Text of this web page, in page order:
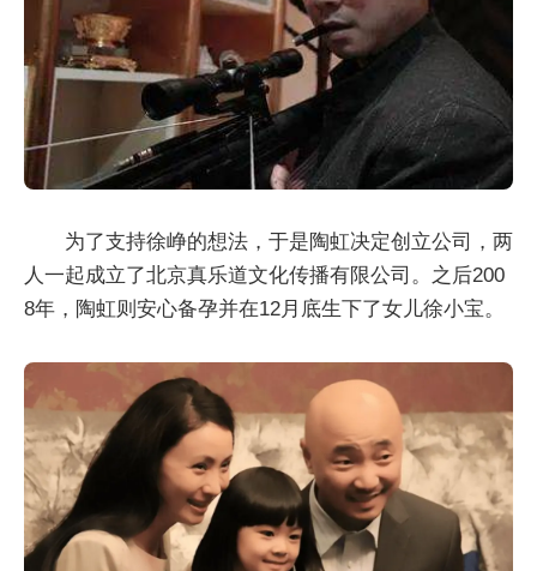
为了支持徐峥的想法，于是陶虹决定创立公司，两
人一起成立了北京真乐道文化传播有限公司。之后200
8年，陶虹则安心备孕并在12月底生下了女儿徐小宝。